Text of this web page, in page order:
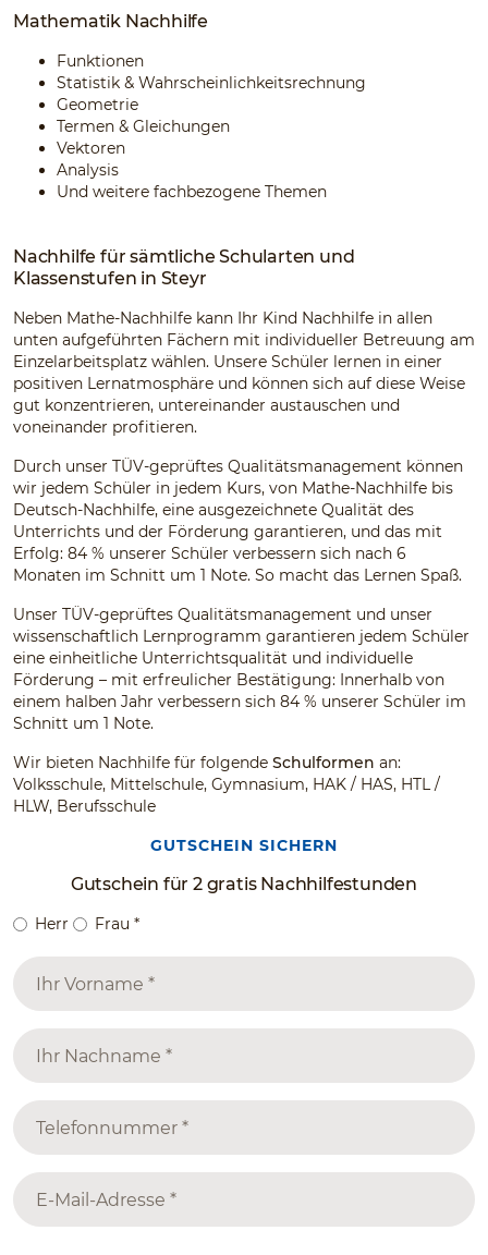
Mathematik Nachhilfe
Funktionen
Statistik & Wahrscheinlichkeitsrechnung
Geometrie
Termen & Gleichungen
Vektoren
Analysis
Und weitere fachbezogene Themen
Nachhilfe für sämtliche Schularten und
Klassenstufen in Steyr
Neben Mathe-Nachhilfe kann Ihr Kind Nachhilfe in allen
unten aufgeführten Fächern mit individueller Betreuung am
Einzelarbeitsplatz wählen. Unsere Schüler lernen in einer
positiven Lernatmosphäre und können sich auf diese Weise
gut konzentrieren, untereinander austauschen und
voneinander profitieren.
Durch unser TÜV-geprüftes Qualitätsmanagement können
wir jedem Schüler in jedem Kurs, von Mathe-Nachhilfe bis
Deutsch-Nachhilfe, eine ausgezeichnete Qualität des
Unterrichts und der Förderung garantieren, und das mit
Erfolg: 84 % unserer Schüler verbessern sich nach 6
Monaten im Schnitt um 1 Note. So macht das Lernen Spaß.
Unser TÜV-geprüftes Qualitätsmanagement und unser
wissenschaftlich Lernprogramm garantieren jedem Schüler
eine einheitliche Unterrichtsqualität und individuelle
Förderung – mit erfreulicher Bestätigung: Innerhalb von
einem halben Jahr verbessern sich 84 % unserer Schüler im
Schnitt um 1 Note.
Wir bieten Nachhilfe für folgende Schulformen an:
Volksschule, Mittelschule, Gymnasium, HAK / HAS, HTL /
HLW, Berufsschule
GUTSCHEIN SICHERN
Gutschein für 2 gratis Nachhilfestunden
Herr Frau *